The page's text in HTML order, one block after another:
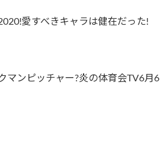
愛すべきキャラは健在だった!
マンピッチャー?炎の体育会TV6月6